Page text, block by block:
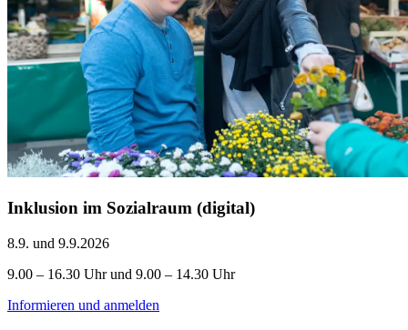
Inklusion im Sozialraum (digital)
8.9. und 9.9.2026
9.00 – 16.30 Uhr und 9.00 – 14.30 Uhr
Informieren und anmelden